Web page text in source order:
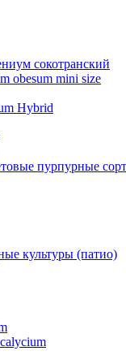
сокотранский
obesum mini size
Hybrid
пурпурные
культуры (патио)